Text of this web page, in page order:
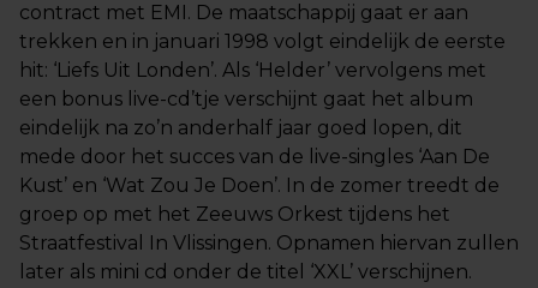
contract met EMI. De maatschappij gaat er aan
trekken en in januari 1998 volgt eindelijk de eerste
hit: ‘Liefs Uit Londen’. Als ‘Helder’ vervolgens met
een bonus live-cd’tje verschijnt gaat het album
eindelijk na zo’n anderhalf jaar goed lopen, dit
mede door het succes van de live-singles ‘Aan De
Kust’ en ‘Wat Zou Je Doen’. In de zomer treedt de
groep op met het Zeeuws Orkest tijdens het
Straatfestival In Vlissingen. Opnamen hiervan zullen
later als mini cd onder de titel ‘XXL’ verschijnen.